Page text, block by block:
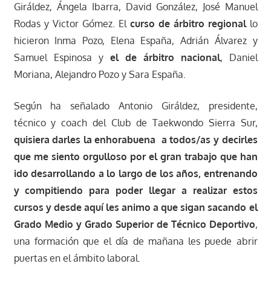
Giráldez, Ángela Ibarra, David González, José Manuel
Rodas y Victor Gómez. El curso de árbitro regionallo
hicieron Inma Pozo, Elena España, Adrián Álvarez y
Samuel Espinosa y el de árbitro nacional, Daniel
Moriana, Alejandro Pozo y Sara España.
Según ha señalado Antonio Giráldez, presidente,
técnico y coach del Club de Taekwondo Sierra Sur,
quisiera darles la enhorabuena a todos/as y decirles
que me siento orgulloso por el gran trabajo que han
ido desarrollando a lo largo de los años, entrenando
y compitiendo para poder llegar a realizar estos
cursos y desde aquí les animo a que sigan sacando el
Grado Medio y Grado Superior de Técnico Deportivo,
una formación que el día de mañana les puede abrir
puertas en el ámbito laboral.